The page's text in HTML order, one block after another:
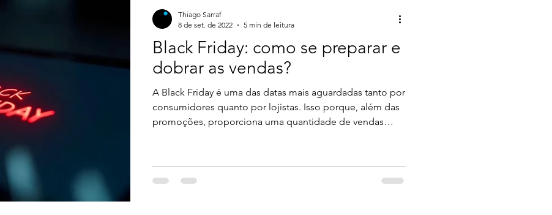
métrica
Black Friday: como se preparar e
dobrar as vendas?
A Black Friday é uma das datas mais aguardadas tanto por
consumidores quanto por lojistas. Isso porque, além das
promoções, proporciona uma quantidade de vendas
de 2021 acumulou mais de R$4,18 bilhões em vendas,
considerando 6% de aumento no faturamento
Thiago Sarraf
8 de set. de 2022
5 min de leitura